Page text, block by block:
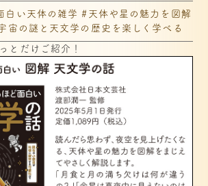
白い天体の雑学 #天体や星の魅力を図解
宙の謎と天文学の歴史を楽しく学べる
とだけご紹介！